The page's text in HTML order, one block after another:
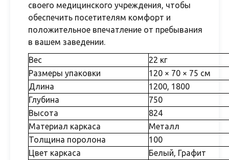
своего медицинского учреждения, чтобы
обеспечить посетителям комфорт и
положительное впечатление от пребывания
в вашем заведении.
Вес
22 кг
Размеры упаковки
120 × 70 × 75 см
Длина
1200, 1800
Глубина
750
Высота
824
Материал каркаса
Металл
Толщина поролона
100
Цвет каркаса
Белый, Графит